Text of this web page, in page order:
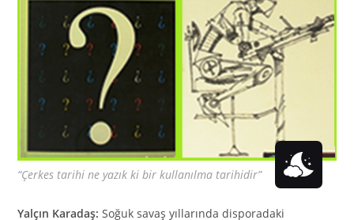
“Çerkes tarihi ne yazık ki bir kullanılma tarihidir”
Yalçın Karadaş: Soğuk savaş yıllarında disporadaki